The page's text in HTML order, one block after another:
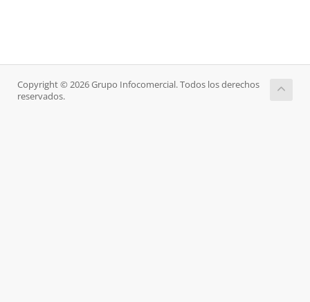
Copyright © 2026 Grupo Infocomercial. Todos los derechos
reservados.